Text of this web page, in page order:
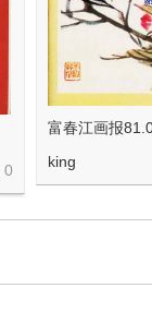
富春江画报
king
0